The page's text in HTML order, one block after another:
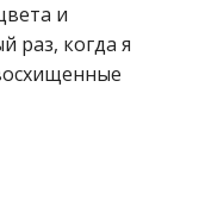
и
раз, когда я